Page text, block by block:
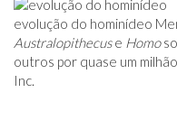
evolução do hominídeo
Australopithecuse Homo
outros por quase um
Inc.